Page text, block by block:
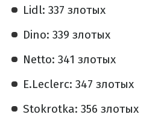
Lidl: 337 злотых
Dino: 339 злотых
Netto: 341 злотых
E.Leclerc: 347 злотых
Stokrotka: 356 злотых